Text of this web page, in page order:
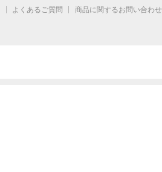
よくあるご質問
商品に関するお問い合わせ